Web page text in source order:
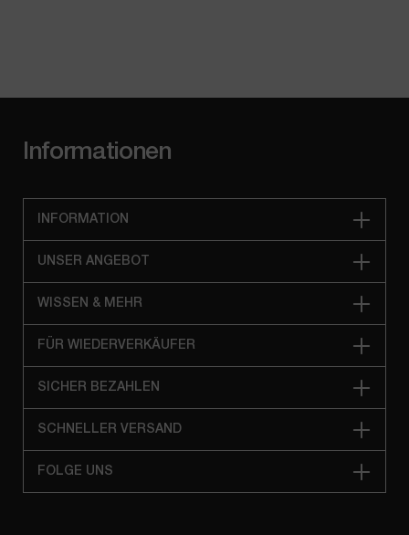
Informationen
INFORMATION
UNSER ANGEBOT
WISSEN & MEHR
FÜR WIEDERVERKÄUFER
SICHER BEZAHLEN
SCHNELLER VERSAND
FOLGE UNS